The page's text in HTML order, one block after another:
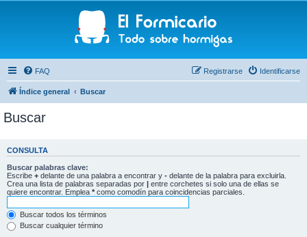
FAQ Identificarse
Registrarse
Índice general Buscar
Buscar
CONSULTA
Buscar palabras clave:
Escribe + delante de una palabra a encontrar y - delante de la palabra para excluirla.
Crea una lista de palabras separadas por | entre corchetes si solo una de ellas se
quiere encontrar. Emplea * como comodín para coincidencias parciales.
Buscar todos los términos
Buscar cualquier término